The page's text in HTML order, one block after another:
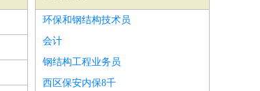
环保和钢结构技术员
会计
钢结构工程业务员
西区保安内保8千